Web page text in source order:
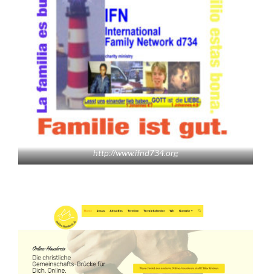
http://www.ifnd734.org